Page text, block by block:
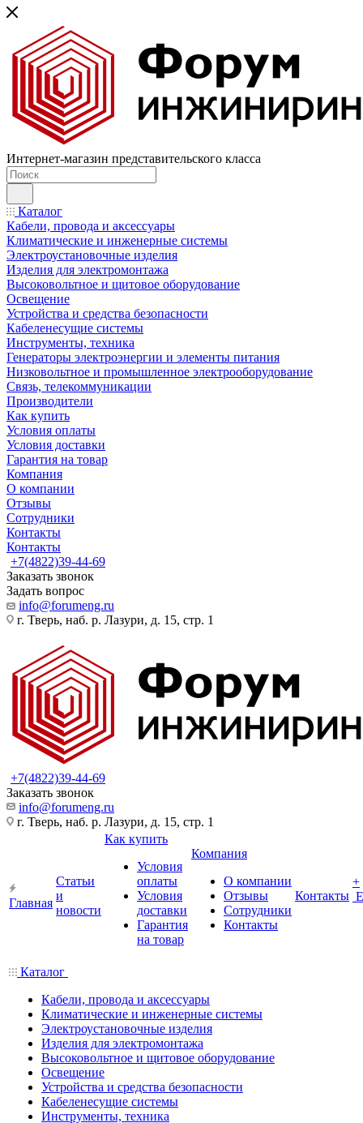
Интернет-магазин представительского класса
Каталог
Кабели, провода и аксессуары
Климатические и инженерные системы
Электроустановочные изделия
Изделия для электромонтажа
Высоковольтное и щитовое оборудование
Освещение
Устройства и средства безопасности
Кабеленесущие системы
Инструменты, техника
Генераторы электроэнергии и элементы питания
Низковольтное и промышленное электрооборудование
Связь, телекоммуникации
Производители
Как купить
Условия оплаты
Условия доставки
Гарантия на товар
Компания
О компании
Отзывы
Сотрудники
Контакты
Контакты
+7(4822)39-44-69
Заказать звонок
Задать вопрос
info@forumeng.ru
г. Тверь, наб. р. Лазури, д. 15, стр. 1
+7(4822)39-44-69
Заказать звонок
info@forumeng.ru
г. Тверь, наб. р. Лазури, д. 15, стр. 1
Главная
Статьи
и
новости
Как купить
Условия
оплаты
Условия
доставки
Гарантия
на товар
Компания
О компании
Отзывы
Сотрудники
Контакты
Контакты
+
Каталог
Кабели, провода и аксессуары
Климатические и инженерные системы
Электроустановочные изделия
Изделия для электромонтажа
Высоковольтное и щитовое оборудование
Освещение
Устройства и средства безопасности
Кабеленесущие системы
Инструменты, техника